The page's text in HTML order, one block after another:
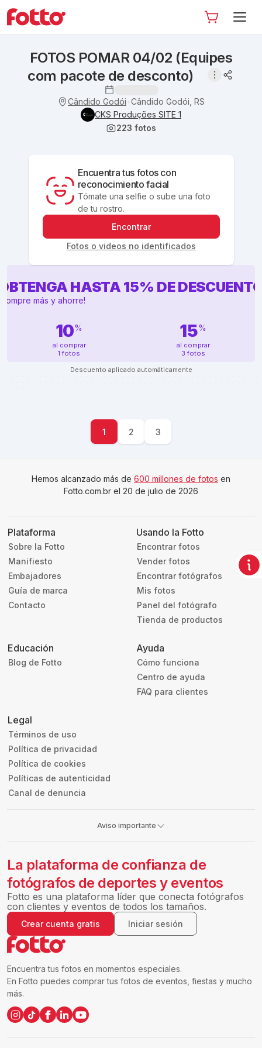
FOTOS POMAR 04/02 (Equipes
com pacote de desconto)
Cândido Godói Cândido Godói, RS
CKS Produções SITE 1
223 fotos
Encuentra tus fotos con
reconocimiento facial
Tómate una selfie o sube una foto
de tu rostro.
Encontrar
Fotos o videos no identificados
HASTA 15% DE
más y ahorre!
10%
al comprar
1 fotos
15%
al comprar
3 fotos
Descuento aplicado automáticamente
1 2 3
Hemos alcanzado más de 600 millones de fotos en
Fotto.com.br el 20 de julio de 2026
Plataforma
Sobre la Fotto
Manifiesto
Embajadores
Guía de marca
Contacto
Usando la Fotto
Encontrar fotos
Vender fotos
Encontrar fotógrafos
Mis fotos
Panel del fotógrafo
Tienda de productos
Educación
Blog de Fotto
Ayuda
Cómo funciona
Centro de ayuda
FAQ para clientes
Legal
Términos de uso
Política de privacidad
Política de cookies
Políticas de autenticidad
Canal de denuncia
Aviso importante
Encuentra tus fotos en momentos especiales.
En Fotto puedes comprar tus fotos de eventos, fiestas y mucho
más.
La plataforma de confianza de
fotógrafos de deportes y eventos
Fotto es una plataforma líder que conecta fotógrafos
con clientes y eventos de todos los tamaños.
Crear cuenta gratis Iniciar sesión